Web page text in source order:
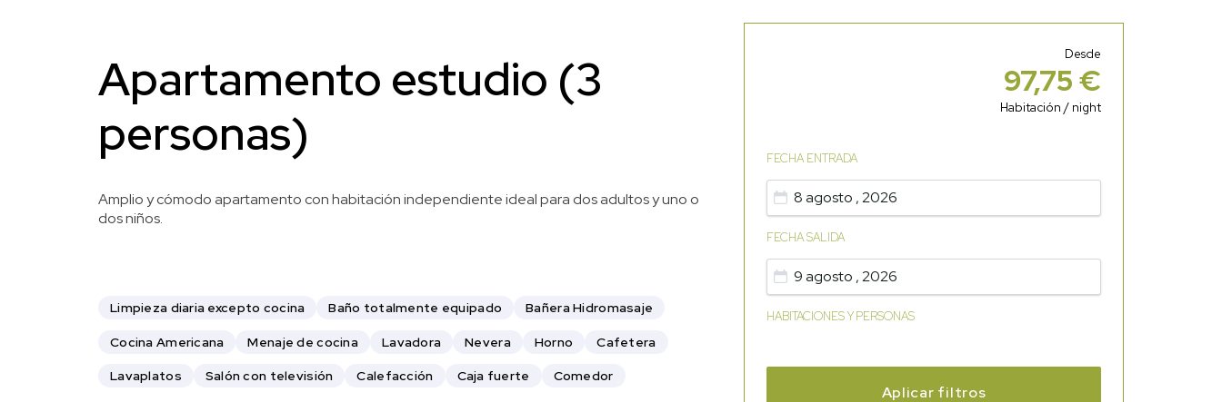
Apartamento estudio (3
personas)
Amplio y cómodo apartamento con habitación independiente ideal para dos adultos y uno o
dos niños.
Limpieza diaria excepto cocina Baño totalmente equipado Bañera Hidromasaje
Cocina Americana Menaje de cocina Lavadora Nevera Horno Cafetera
Lavaplatos Salón con televisión Calefacción Caja fuerte Comedor
Desde
97,75 €
Habitación / night
FECHA ENTRADA
8 agosto , 2026
FECHA SALIDA
9 agosto , 2026
HABITACIONES Y PERSONAS
Aplicar filtros